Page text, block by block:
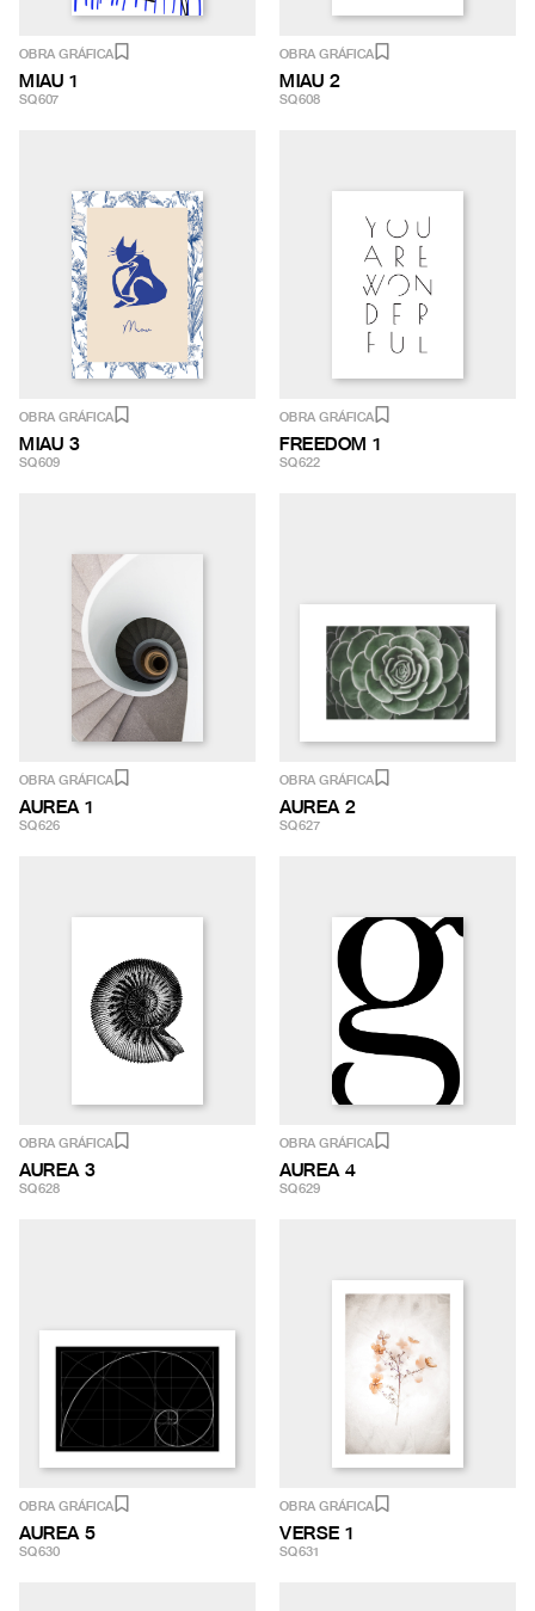
OBRA GRÁFICA
MIAU 1
SQ607
OBRA GRÁFICA
MIAU 2
SQ608
OBRA GRÁFICA
MIAU 3
SQ609
OBRA GRÁFICA
FREEDOM 1
SQ622
OBRA GRÁFICA
AUREA 1
SQ626
OBRA GRÁFICA
AUREA 2
SQ627
OBRA GRÁFICA
AUREA 3
SQ628
OBRA GRÁFICA
AUREA 4
SQ629
OBRA GRÁFICA
AUREA 5
SQ630
OBRA GRÁFICA
VERSE 1
SQ631